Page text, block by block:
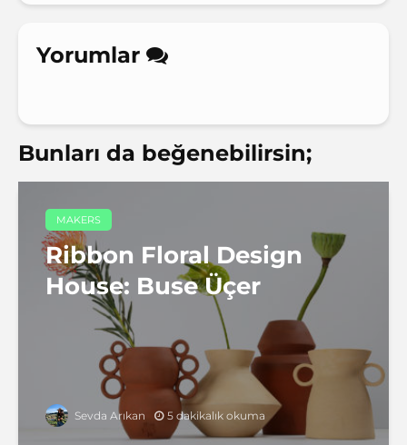
Yorumlar
Bunları da beğenebilirsin;
MAKERS
Ribbon Floral Design
House: Buse Üçer
Sevda Arıkan 5 dakikalık okuma